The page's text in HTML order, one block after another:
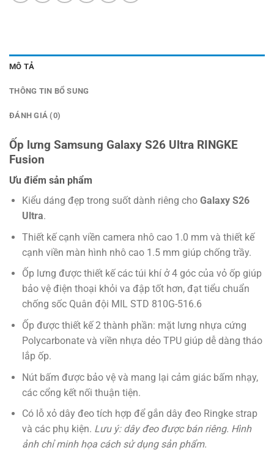
MÔ TẢ
THÔNG TIN BỔ SUNG
ĐÁNH GIÁ (0)
Ốp lưng Samsung Galaxy S26 Ultra RINGKE
Fusion
Ưu điểm sản phẩm
Kiểu dáng đẹp trong suốt dành riêng cho Galaxy S26
Ultra.
Thiết kế cạnh viền camera nhô cao 1.0 mm và thiết kế
cạnh viền màn hình nhô cao 1.5 mm giúp chống trầy.
Ốp lưng được thiết kế các túi khí ở 4 góc của vỏ ốp giúp
bảo vệ điện thoại khỏi va đập tốt hơn, đạt tiểu chuẩn
chống sốc Quân đội MIL STD 810G-516.6
Ốp được thiết kế 2 thành phần: mặt lưng nhựa cứng
Polycarbonate và viền nhựa dẻo TPU giúp dễ dàng tháo
lắp ốp.
Nút bấm được bảo vệ và mang lại cảm giác bấm nhạy,
các cổng kết nối thuận tiện.
Có lỗ xỏ dây đeo tích hợp để gắn dây đeo Ringke strap
và các phụ kiện. Lưu ý: dây đeo được bán riêng. Hình
ảnh chỉ minh họa cách sử dụng sản phẩm.